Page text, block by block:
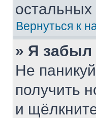
Вернуться к
» Я забыл
Не
получить
и